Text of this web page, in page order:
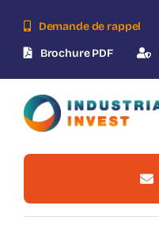
content
Demande de rappel
Brochure PDF